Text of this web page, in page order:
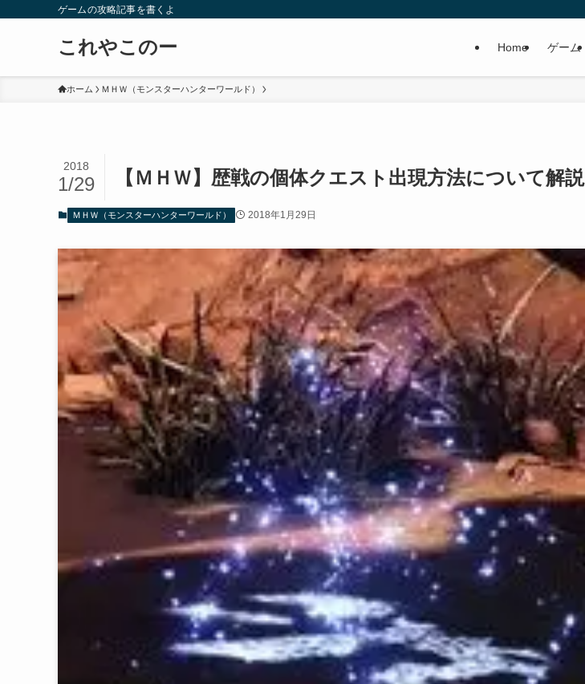
ゲームの攻略記事を書くよ
これやこのー Home ゲーム
ホーム ＭＨＷ（モンスターハンターワールド）
【ＭＨＷ】歴戦の個体クエスト出現方法について解説
2018
1/29
ＭＨＷ（モンスターハンターワールド） 2018年1月29日